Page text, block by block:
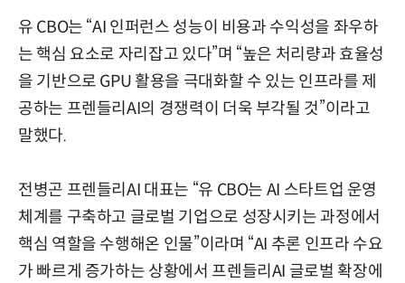
유 CBO는 “AI 인퍼런스 성능이 비용과 수익성을 좌우하
는 핵심 요소로 자리잡고 있다”며 “높은 처리량과 효율성
을 기반으로 GPU 활용을 극대화할 수 있는 인프라를 제
공하는 프렌들리AI의 경쟁력이 더욱 부각될 것”이라고
말했다.
전병곤 프렌들리AI 대표는 “유 CBO는 AI 스타트업 운영
체계를 구축하고 글로벌 기업으로 성장시키는 과정에서
핵심 역할을 수행해온 인물”이라며 “AI 추론 인프라 수요
가 빠르게 증가하는 상황에서 프렌들리AI 글로벌 확장에